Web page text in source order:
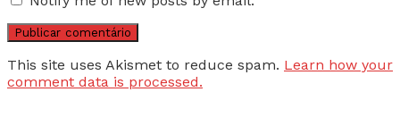
This site uses Akismet to reduce spam. Learn how your
comment data is processed.